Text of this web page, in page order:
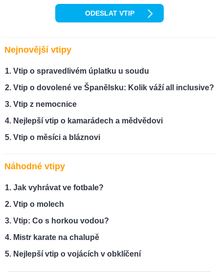
Nejnovější vtipy
Vtip o spravedlivém úplatku u soudu
Vtip o dovolené ve Španělsku: Kolik váží all inclusive?
Vtip z nemocnice
Nejlepší vtip o kamarádech a mědvědovi
Vtip o měsíci a bláznovi
Náhodné vtipy
Jak vyhrávat ve fotbale?
Vtip o molech
Vtip: Co s horkou vodou?
Mistr karate na chalupě
Nejlepší vtip o vojácích v obklíčení